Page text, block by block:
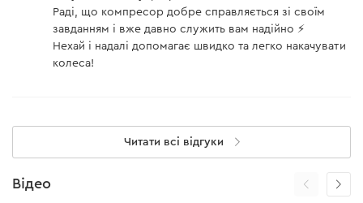
Раді, що компресор добре справляється зі своїм
завданням і вже давно служить вам надійно ⚡
Нехай і надалі допомагає швидко та легко накачувати
колеса!
Читати всі відгуки
Відео